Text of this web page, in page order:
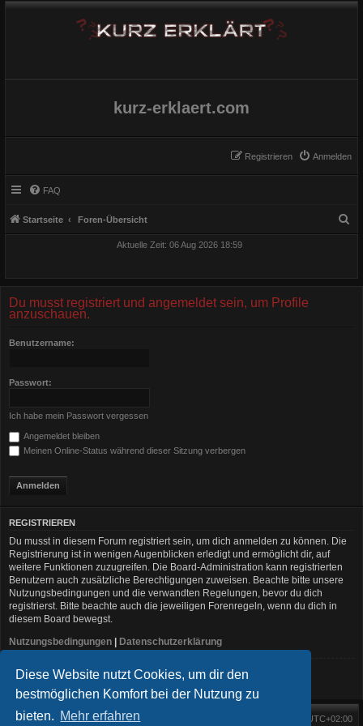
Diese Website nutzt Cookies, um dir den
bestmöglichen Komfort bei der Nutzung zu
bieten. Mehr erfahren
kurz-erklaert.com
Anmelden
Registrieren
FAQ
Startseite Foren-Übersicht
Aktuelle Zeit: 06 Aug 2026 18:59
Du musst registriert und angemeldet sein, um Profile
anzuschauen.
Benutzername:
Passwort:
Ich habe mein Passwort vergessen
Angemeldet bleiben
Meinen Online-Status während dieser Sitzung verbergen
REGISTRIEREN
Du musst in diesem Forum registriert sein, um dich anmelden zu können. Die
Registrierung ist in wenigen Augenblicken erledigt und ermöglicht dir, auf
weitere Funktionen zuzugreifen. Die Board-Administration kann registrierten
Benutzern auch zusätzliche Berechtigungen zuweisen. Beachte bitte unsere
Nutzungsbedingungen und die verwandten Regelungen, bevor du dich
registrierst. Bitte beachte auch die jeweiligen Forenregeln, wenn du dich in
diesem Board bewegst.
Nutzungsbedingungen | Datenschutzerklärung
Registrieren
Startseite Foren-Übersicht UTC+02:00